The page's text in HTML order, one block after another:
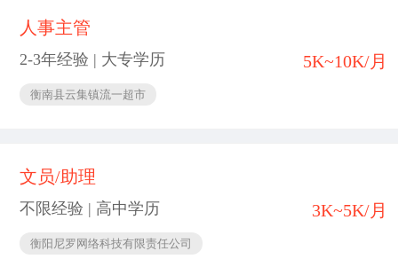
人事主管
2-3年经验 | 大专学历
衡南县云集镇流一超市
5K~10K/月
文员/助理
不限经验 | 高中学历
衡阳尼罗网络科技有限责任公司
3K~5K/月